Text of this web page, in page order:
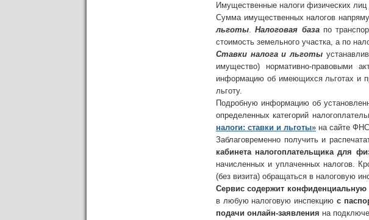
Имущественные налоги физических лиц
Сумма имущественных налогов
льготы.Налоговая базапо
стоимость земельного участка, а по
Ставки налога и льготы
имущество) нормативно-правовыми
информацию об имеющихся льготах и
льготу.
Подробную информацию об
определенных категорий
налоги: ставки и льготы» на сайте
Заблаговременно получить и
кабинета налогоплательщика для
начисленных и уплаченных налогов.
(без визита) обращаться в налоговую
Сервис содержит
в любую налоговую инспекцию с
подачи онлайн-заявления на